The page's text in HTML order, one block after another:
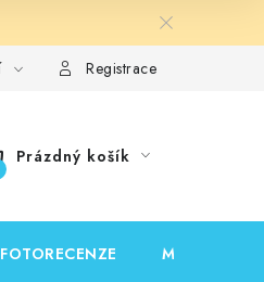
recenzí
Registrace
Prázdný košík
FOTORECENZE MOJE